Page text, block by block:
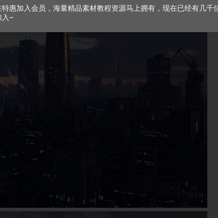
特惠加入会员，海量精品素材教程资源马上拥有，现在已经有几千
入~